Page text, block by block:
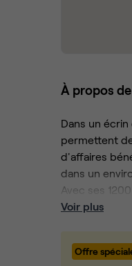
À propos
Dans un
permettent
d'affaires
dans un
Avec ses 1200 m² dédiés au
s’adapter
Voir plus
Offre